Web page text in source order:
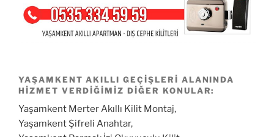
YAŞAMKENT AKILLI GEÇIŞLERI ALANINDA
HIZMET VERDIĞIMIZ DIĞER KONULAR:
Yaşamkent Merter Akıllı Kilit Montaj,
Yaşamkent Şifreli Anahtar,